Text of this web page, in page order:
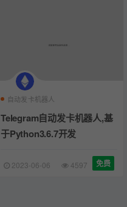
自动发卡机器人
Telegram自动发卡机器人,基
于Python3.6.7开发
2023-06-06 4597 免费